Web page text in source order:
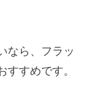
なら、フラッ
すすめです。